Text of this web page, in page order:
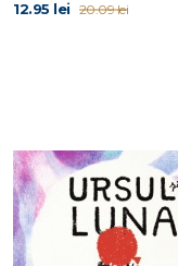
12.95 lei 20.09 lei